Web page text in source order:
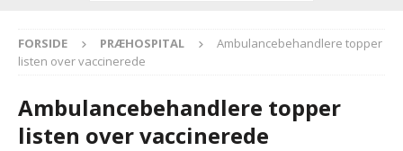
FORSIDE PRÆHOSPITAL
Ambulancebehandlere topper
listen over vaccinerede
Ambulancebehandlere topper
listen over vaccinerede